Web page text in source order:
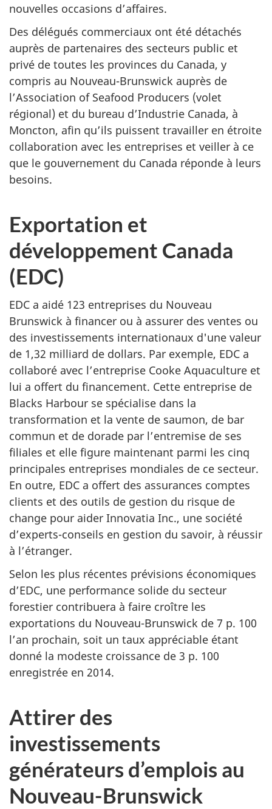
nouvelles occasions d’affaires.
Des délégués commerciaux ont été détachés
auprès de partenaires des secteurs public et
privé de toutes les provinces du Canada, y
compris au Nouveau-Brunswick auprès de
l’Association of Seafood Producers (volet
régional) et du bureau d’Industrie Canada, à
Moncton, afin qu’ils puissent travailler en étroite
collaboration avec les entreprises et veiller à ce
que le gouvernement du Canada réponde à leurs
besoins.
Exportation et
développement Canada
(EDC)
EDC a aidé 123 entreprises du Nouveau
Brunswick à financer ou à assurer des ventes ou
des investissements internationaux d'une valeur
de 1,32 milliard de dollars. Par exemple, EDC a
collaboré avec l’entreprise Cooke Aquaculture et
lui a offert du financement. Cette entreprise de
Blacks Harbour se spécialise dans la
transformation et la vente de saumon, de bar
commun et de dorade par l’entremise de ses
filiales et elle figure maintenant parmi les cinq
principales entreprises mondiales de ce secteur.
En outre, EDC a offert des assurances comptes
clients et des outils de gestion du risque de
change pour aider Innovatia Inc., une société
d’experts-conseils en gestion du savoir, à réussir
à l’étranger.
Selon les plus récentes prévisions économiques
d’EDC, une performance solide du secteur
forestier contribuera à faire croître les
exportations du Nouveau-Brunswick de 7 p. 100
l’an prochain, soit un taux appréciable étant
donné la modeste croissance de 3 p. 100
enregistrée en 2014.
Attirer des
investissements
générateurs d’emplois au
Nouveau-Brunswick